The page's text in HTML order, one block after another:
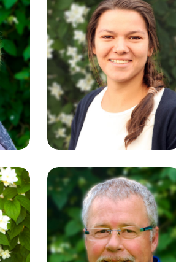
Evelina
Hinsmann
Mediengestaltung